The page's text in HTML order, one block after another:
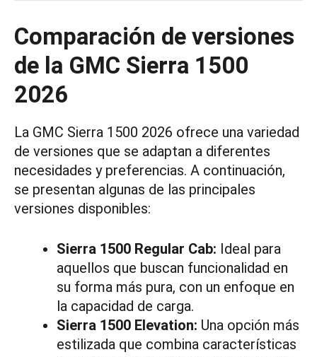
Comparación de versiones
de la GMC Sierra 1500
2026
La GMC Sierra 1500 2026 ofrece una variedad
de versiones que se adaptan a diferentes
necesidades y preferencias. A continuación,
se presentan algunas de las principales
versiones disponibles:
Sierra 1500 Regular Cab: Ideal para
aquellos que buscan funcionalidad en
su forma más pura, con un enfoque en
la capacidad de carga.
Sierra 1500 Elevation: Una opción más
estilizada que combina características